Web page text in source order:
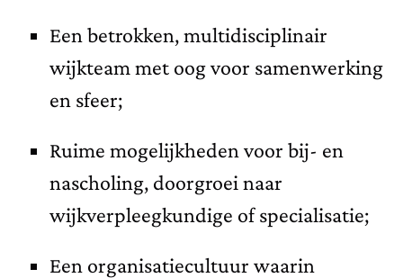
Een betrokken, multidisciplinair
wijkteam met oog voor samenwerking
en sfeer;
Ruime mogelijkheden voor bij- en
nascholing, doorgroei naar
wijkverpleegkundige of specialisatie;
Een organisatiecultuur waarin